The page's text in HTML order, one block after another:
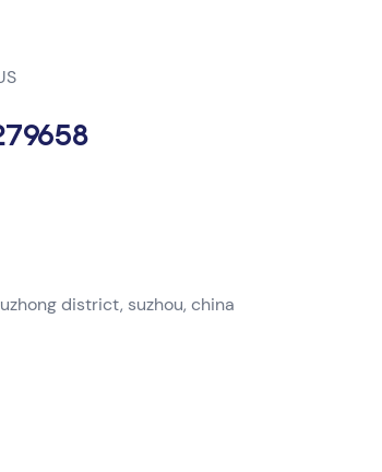
district, suzhou, china